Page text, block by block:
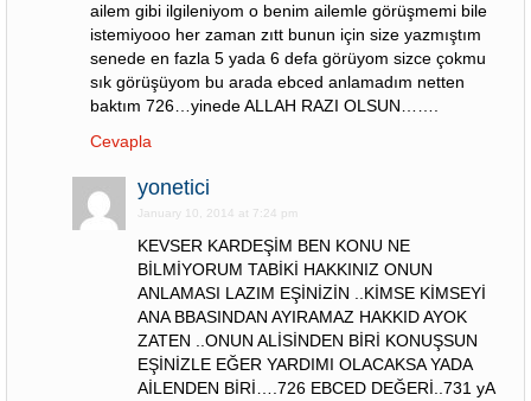
ailem gibi ilgileniyom o benim ailemle görüşmemi bile
istemiyooo her zaman zıtt bunun için size yazmıştım
senede en fazla 5 yada 6 defa görüyom sizce çokmu
sık görüşüyom bu arada ebced anlamadım netten
baktım 726…yinede ALLAH RAZI OLSUN…….
Cevapla
yonetici
January 10, 2014 at 7:24 pm
KEVSER KARDEŞİM BEN KONU NE
BİLMİYORUM TABİKİ HAKKINIZ ONUN
ANLAMASI LAZIM EŞİNİZİN ..KİMSE KİMSEYİ
ANA BBASINDAN AYIRAMAZ HAKKID AYOK
ZATEN ..ONUN ALİSİNDEN BİRİ KONUŞSUN
EŞİNİZLE EĞER YARDIMI OLACAKSA YADA
AİLENDEN BİRİ….726 EBCED DEĞERİ..731 yA